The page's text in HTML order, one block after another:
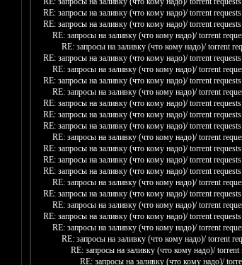
RE: запросы на заливку (что кому надо)/ torrent requests
RE: запросы на заливку (что кому надо)/ torrent requests
RE: запросы на заливку (что кому надо)/ torrent
RE: запросы на заливку (что кому надо)/ torrent
RE: запросы на заливку (что кому надо)/ torrent requests
RE: запросы на заливку (что кому надо)/ torrent
RE: запросы на заливку (что кому надо)/ torrent requests
RE: запросы на заливку (что кому надо)/ torrent
RE: запросы на заливку (что кому надо)/ torrent requests
RE: запросы на заливку (что кому надо)/ torrent requests
RE: запросы на заливку (что кому надо)/ torrent requests
RE: запросы на заливку (что кому надо)/ torrent
RE: запросы на заливку (что кому надо)/ torrent requests
RE: запросы на заливку (что кому надо)/ torrent requests
RE: запросы на заливку (что кому надо)/ torrent requests
RE: запросы на заливку (что кому надо)/ torrent
RE: запросы на заливку (что кому надо)/ torrent requests
RE: запросы на заливку (что кому надо)/ torrent
RE: запросы на заливку (что кому надо)/ torrent requests
RE: запросы на заливку (что кому надо)/ torrent
RE: запросы на заливку (что кому надо)/ torrent
RE: запросы на заливку (что кому надо)/ torrent
RE: запросы на заливку (что кому надо)/